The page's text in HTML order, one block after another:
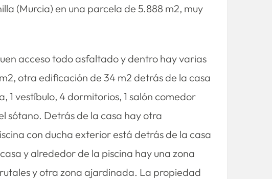
(Murcia) en una parcela de 5.888 m2, muy
acceso todo asfaltado y dentro hay varias
otra edificación de 34 m2 detrás de la casa
1 vestíbulo, 4 dormitorios, 1 salón comedor
sótano. Detrás de la casa hay otra
con ducha exterior está detrás de la casa
y alrededor de la piscina hay una zona
y otra zona ajardinada. La propiedad